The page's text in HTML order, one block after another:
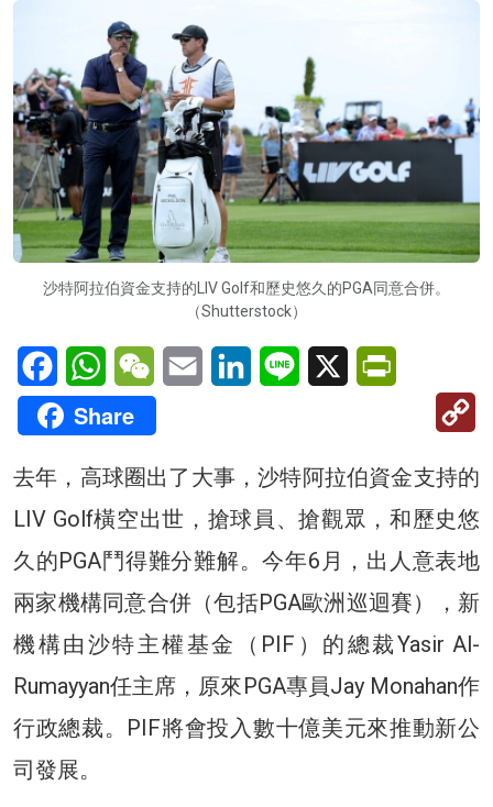
沙特阿拉伯資金支持的LIV Golf和歷史悠久的PGA同意合併。
（Shutterstock）
FacebookWhatsAppWeChatEmail LinkedInLine X
Share
去年，高球圈出了大事，沙特阿拉伯資金支持的
LIV Golf橫空出世，搶球員、搶觀眾，和歷史悠
久的PGA鬥得難分難解。今年6月，出人意表地
兩家機構同意合併（包括PGA歐洲巡迴賽），新
機構由沙特主權基金（PIF）的總裁Yasir Al-
Rumayyan任主席，原來PGA專員Jay Monahan作
行政總裁。PIF將會投入數十億美元來推動新公
司發展。